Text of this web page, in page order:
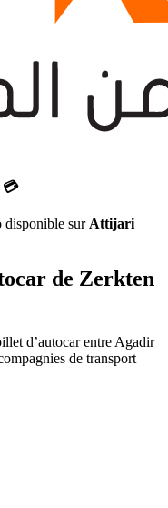
💳
disponible sur Attijari
de Zerkten
d’autocar entre Agadir
de transport